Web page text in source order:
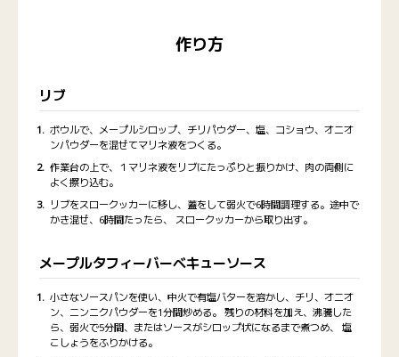
作り方
リブ
ボウルで、メープルシロップ、チリパウダー、塩、コショウ、オニオ
ンパウダーを混ぜてマリネ液をつくる。
作業台の上で、１マリネ液をリブにたっぷりと振りかけ、肉の両側に
よく擦り込む。
リブをスロークッカーに移し、蓋をして弱火で6時間調理する。途中で
かき混ぜ、6時間たったら、 スロークッカーから取り出す。
メープルタフィーバーベキューソース
小さなソースパンを使い、中火で有塩バターを溶かし、チリ、オニオ
ン、ニンニクパウダーを1分間炒める。 残りの材料を加え、沸騰した
ら、弱火で5分間、またはソースがシロップ状になるまで煮つめ、 塩
こしょうをふりかける。